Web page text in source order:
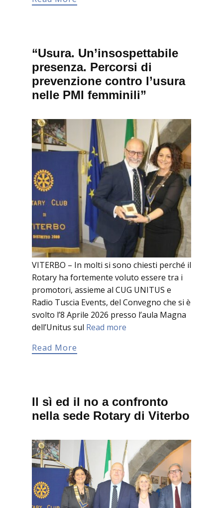
“Usura. Un’insospettabile
presenza. Percorsi di
prevenzione contro l’usura
nelle PMI femminili”
VITERBO – In molti si sono chiesti perché il
Rotary ha fortemente voluto essere tra i
promotori, assieme al CUG UNITUS e
Radio Tuscia Events, del Convegno che si è
svolto l’8 Aprile 2026 presso l’aula Magna
dell’Unitus sul Read more
Read More
Il sì ed il no a confronto
nella sede Rotary di Viterbo